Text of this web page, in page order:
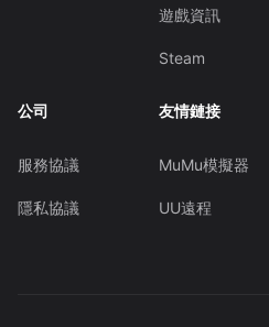
遊戲資訊
Steam
公司
服務協議
隱私協議
友情鏈接
MuMu模擬器
UU遠程